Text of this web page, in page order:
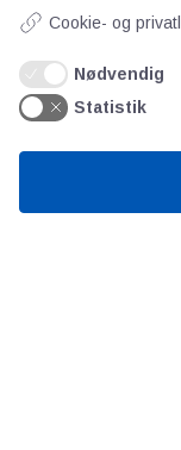
Bitva
Videncentre
Litteratur
Ståbi
Cookie- og
Nødvendig
Statistik